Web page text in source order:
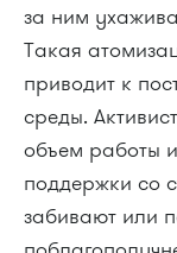
за ним
Такая
приводит к
среды.
объем работы
поддержки со
забивают или